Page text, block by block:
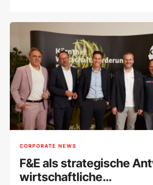
CORPORATE NEWS
F&E als strategische
wirtschaftliche